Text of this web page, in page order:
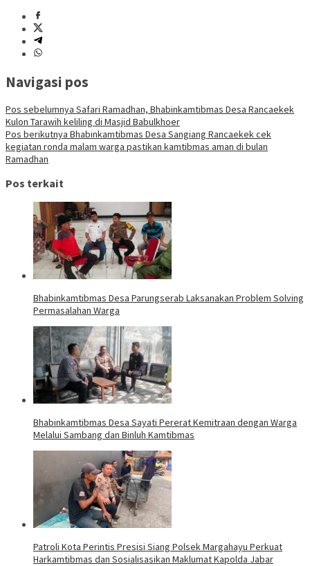
Navigasi pos
Pos sebelumnya Safari Ramadhan, Bhabinkamtibmas Desa Rancaekek
Kulon Tarawih keliling di Masjid Babulkhoer
Pos berikutnya Bhabinkamtibmas Desa Sangiang Rancaekek cek
kegiatan ronda malam warga pastikan kamtibmas aman di bulan
Ramadhan
Pos terkait
Bhabinkamtibmas Desa Parungserab Laksanakan Problem Solving
Permasalahan Warga
Bhabinkamtibmas Desa Sayati Pererat Kemitraan dengan Warga
Melalui Sambang dan Binluh Kamtibmas
Patroli Kota Perintis Presisi Siang Polsek Margahayu Perkuat
Harkamtibmas dan Sosialisasikan Maklumat Kapolda Jabar